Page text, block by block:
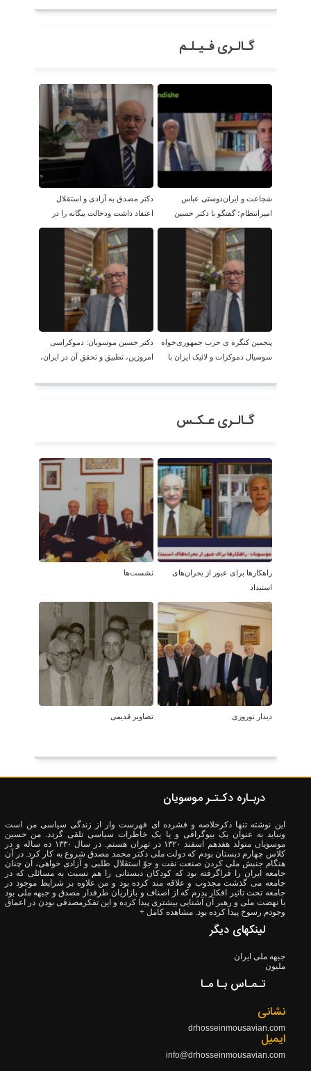
گـالـری فـیـلـم
شجاعت و ایران‌دوستی عباس
امیرانتظام؛ گفتگو با دکتر حسین
موسویان
دکتر مصدق به آزادی و استقلال
اعتقاد داشت ودخالت بیگانه را در
امور داخلی بر نمی تابید.
پنجمین کنگره ی حزب جمهوری‌خواه
سوسیال دموکرات و لائیک ایران با
دکتر حسین موسویان: دموکراسی
امروزین، تطبیق و تحقق آن در ایران،
گـالـری عـکـس
راهکارها برای عبور از بحران‌های
استبداد
نشست‌ها
دیدار نوروزی تصاویر قدیمی
دربـاره دکـتـر موسویان
این نوشته تنها ذکرخلاصه و فشرده ای فهرست وار از زندگی سیاسی من است
ونباید به عنوان یک بیوگرافی و یا یک خاطرات سیاسی تلقی گردد. من حسین
موسویان متولد هفدهم اسفند ۱۳۲۰ در تهران هستم. در سال ۱۳۳۰ ده ساله و در
کلاس چهارم دبستان بودم که دولت ملی دکتر محمد مصدق شروع به کار کرد. در آن
هنگام جنبش ملی کردن صنعت نفت و جوّ استقلال طلبی و آزادی خواهی، آن چنان
جامعه ایران را فراگرفته بود که کودکان دبستانی را هم نسبت به مسائلی که در
جامعه می گذشت مجذوب و علاقه مند کرده بود و من علاوه بر شرایط موجود در
جامعه تحت تاثیر افکار پدرم که از اصناف و بازاریان طرفدار مصدق و جبهه ملی بود
با نهضت ملی و رهبر آن آشنایی بیشتری پیدا کرده و این تفکرمصدقی بودن در اعماق
وجودم رسوخ پیدا کرده بود. مشاهده کامل +
لینکهای دیگر
جبهه ملی ایران
ملیون
تـمـاس بـا مـا
نشانی
drhosseinmousavian.com
ایمیل
info@drhosseinmousavian.com